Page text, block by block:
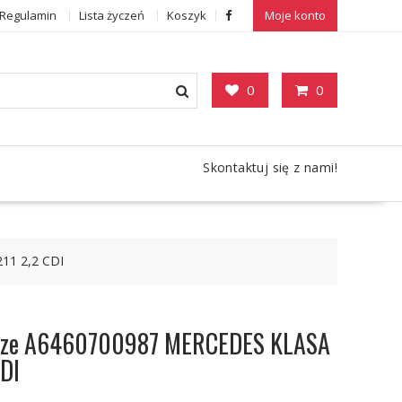
Regulamin Lista życzeń Koszyk Moje konto
0 0
Skontaktuj się z nami!
2,2 CDI
A6460700987 MERCEDES KLASA